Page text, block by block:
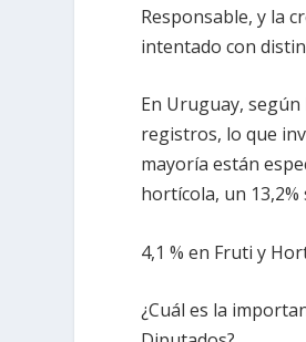
Responsable, y la
intentado con
En Uruguay, según
registros, lo que
mayoría están
hortícola, un 13,2%
4,1 % en Fruti y
¿Cuál es la